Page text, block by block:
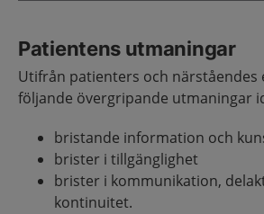
Patientens utmaningar
Utifrån patienters och
följande övergripande utmaningar
bristande information och
brister i tillgänglighet
brister i kommunikation,
kontinuitet.